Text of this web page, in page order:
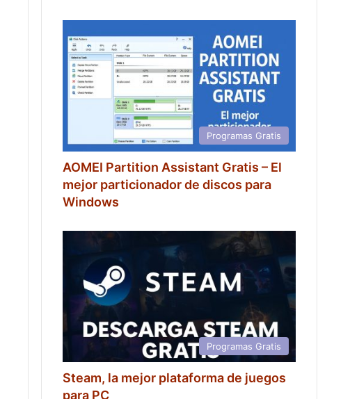
Programas Gratis
AOMEI Partition Assistant Gratis – El
mejor particionador de discos para
Windows
Programas Gratis
Steam, la mejor plataforma de juegos
para PC